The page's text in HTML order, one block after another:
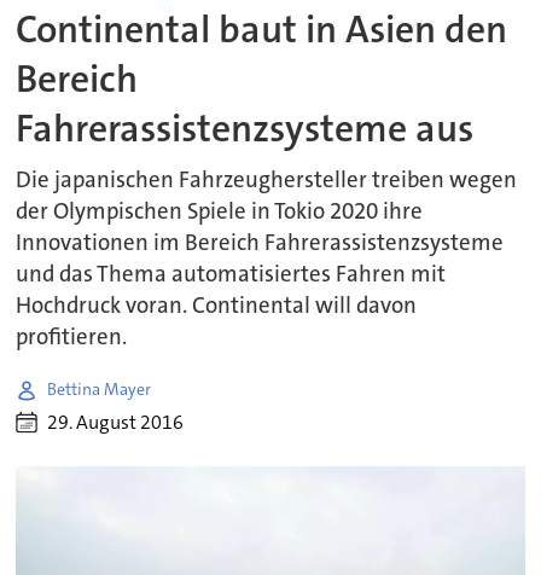
Continental baut in Asien den
Bereich
Fahrerassistenzsysteme aus
Die japanischen Fahrzeughersteller treiben wegen
der Olympischen Spiele in Tokio 2020 ihre
Innovationen im Bereich Fahrerassistenzsysteme
und das Thema automatisiertes Fahren mit
Hochdruck voran. Continental will davon
profitieren.
Bettina Mayer
29. August 2016